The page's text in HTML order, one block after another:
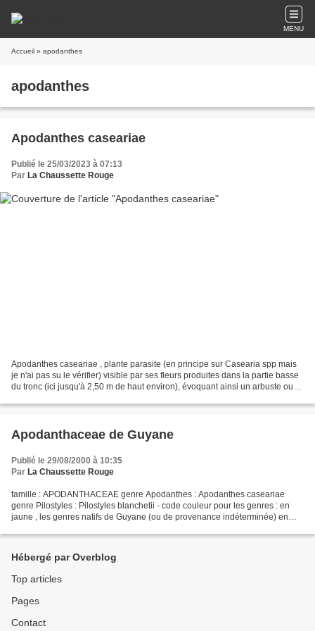
MENU
Accueil » apodanthes
apodanthes
Apodanthes caseariae
Publié le 25/03/2023 à 07:13
Par La Chaussette Rouge
Apodanthes caseariae , plante parasite (en principe sur Casearia spp mais
je n'ai pas su le vérifier) visible par ses fleurs produites dans la partie basse
du tronc (ici jusqu'à 2,50 m de haut environ), évoquant ainsi un arbuste ou
Apodanthaceae de Guyane
Publié le 29/08/2000 à 10:35
Par La Chaussette Rouge
famille : APODANTHACEAE genre Apodanthes : Apodanthes caseariae
genre Pilostyles : Pilostyles blanchetii - code couleur pour les genres : en
jaune , les genres natifs de Guyane (ou de provenance indéterminée) en
Hébergé par Overblog
Top articles
Pages
Contact